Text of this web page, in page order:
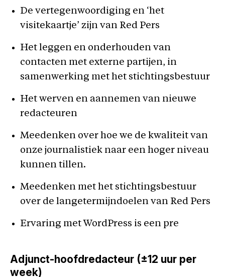
De vertegenwoordiging en ‘het
visitekaartje’ zijn van Red Pers
Het leggen en onderhouden van
contacten met externe partijen, in
samenwerking met het stichtingsbestuur
Het werven en aannemen van nieuwe
redacteuren
Meedenken over hoe we de kwaliteit van
onze journalistiek naar een hoger niveau
kunnen tillen.
Meedenken met het stichtingsbestuur
over de langetermijndoelen van Red Pers
Ervaring met WordPress is een pre
Adjunct-hoofdredacteur (±12 uur per
week)